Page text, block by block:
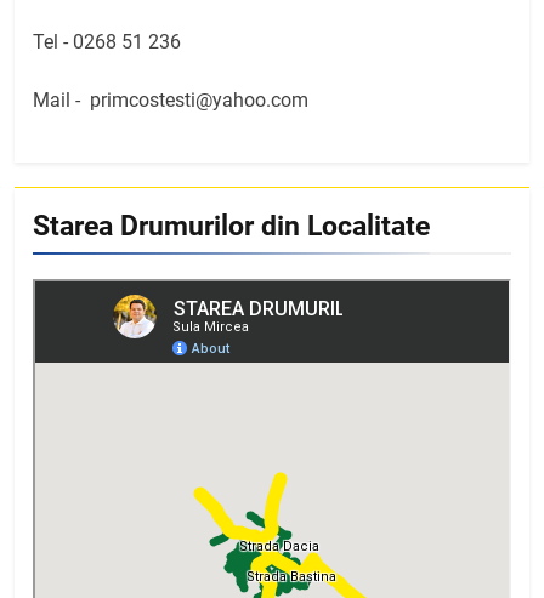
Tel - 0268 51 236
Mail - primcostesti@yahoo.com
Starea Drumurilor din Localitate